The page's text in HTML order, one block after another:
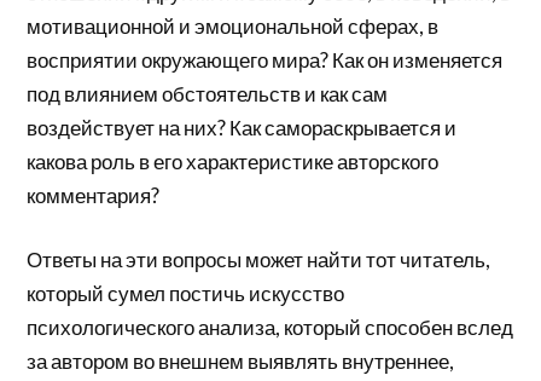
мотивационной и эмоциональной сферах, в
восприятии окружающего мира? Как он изменяется
под влиянием обстоятельств и как сам
воздействует на них? Как самораскрывается и
какова роль в его характеристике авторского
комментария?
Ответы на эти вопросы может найти тот читатель,
который сумел постичь искусство
психологического анализа, который способен вслед
за автором во внешнем выявлять внутреннее,